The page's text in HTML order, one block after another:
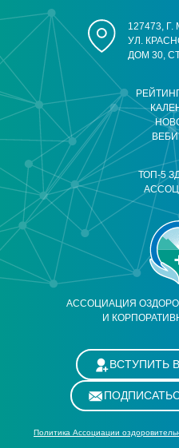
АССОЦИАЦИЯ
И
ТОП-5
127473,
УЛ.
ДОМ 30,
ВСТУПИТЬ
Политика Ассоциации